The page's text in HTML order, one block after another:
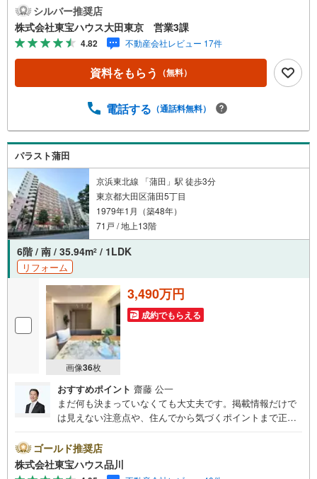
取ることができる宅配BOX有 全居室に収納付！お部屋がす
っきり片付きます 浴室乾燥機・追焚機能付！快適なバスタ
イム！ おしゃべりしながらお料理ができる対面式キッチン
キレイなお水がいつでも安心して飲める浄水器付～東京、
川崎エリアの「住まい」探しに確かな安心と満足を～東宝
ハウス大田東京ならではの高品質なサービスをお届けしま
Pによるライフプランのシミュレーションお電話よりお問
い。【資料をもらう】【室内・現地を見学する】ボタンよ
りご予約いただくとご見学がスムーズにご案内できます。
お客様のお住まいへの「希望」を形にするべく全力でお手
伝いさせていただきます。お会いできる日を心待ちにして
おります。
シルバー推奨店
株式会社東宝ハウス大田東京 営業3課
4.82 不動産会社レビュー 17件
資料をもらう （無料）
電話する （通話料無料）
パラスト蒲田
京浜東北線 「蒲田」駅 徒歩3分
東京都大田区蒲田5丁目
1979年1月（築48年）
71戸 / 地上13階
6階 / 南 / 35.94m2 / 1LDK
リフォーム
画像36枚
3,490万円
成約でもらえる
おすすめポイント 齋藤 公一
まだ何も決まっていなくても大丈夫です。掲載情報だけで
は見えない注意点や、住んでから気づくポイントまで正直
とも包み隠さずお伝えし、「納得して選ぶ」ためのサポー
トを大切にしています。現地でしか分からないリアルな情
報も含めて、一緒に後悔しない住まい探しを進めていきま
ゴールド推奨店
株式会社東宝ハウス品川